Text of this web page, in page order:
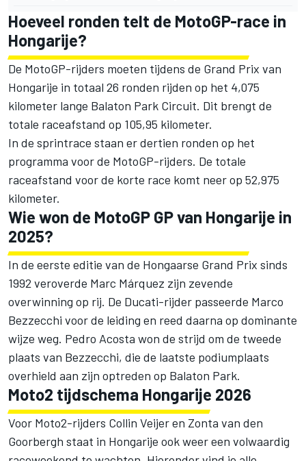
Hoeveel ronden telt de MotoGP-race in
Hongarije?
De MotoGP-rijders moeten tijdens de Grand Prix van
Hongarije in totaal 26 ronden rijden op het 4,075
kilometer lange Balaton Park Circuit. Dit brengt de
totale raceafstand op 105,95 kilometer.
In de sprintrace staan er dertien ronden op het
programma voor de MotoGP-rijders. De totale
raceafstand voor de korte race komt neer op 52,975
kilometer.
Wie won de MotoGP GP van Hongarije in
2025?
In de eerste editie van de Hongaarse Grand Prix sinds
1992 veroverde Marc Márquez zijn zevende
overwinning op rij. De Ducati-rijder passeerde Marco
Bezzecchi voor de leiding en reed daarna op dominante
wijze weg. Pedro Acosta won de strijd om de tweede
plaats van Bezzecchi, die de laatste podiumplaats
overhield aan zijn optreden op Balaton Park.
Moto2 tijdschema Hongarije 2026
Voor Moto2-rijders Collin Veijer en Zonta van den
Goorbergh staat in Hongarije ook weer een volwaardig